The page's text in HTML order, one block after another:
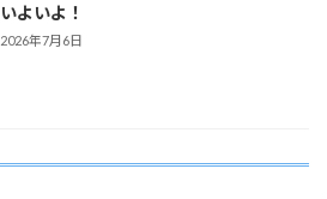
いよいよ！
2026年7月6日